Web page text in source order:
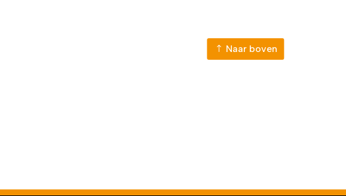
Naar boven